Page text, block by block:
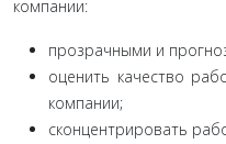
компании:
прозрачными и
оценить качество
компании;
сконцентрировать